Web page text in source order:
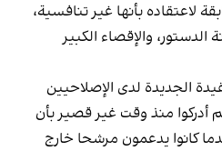
لاعتقاده بأنها غير تنافسية،
والإقصاء الكبير
الجديدة لدى الإصلاحيين
أدركوا منذ وقت غير قصير بأن
كانوا يدعمون مرشحا خارج